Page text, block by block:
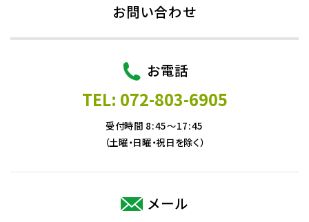
お問い合わせ
お電話
TEL: 072-803-6905
受付時間 8:45～17:45
（土曜・日曜・祝日を除く）
メール